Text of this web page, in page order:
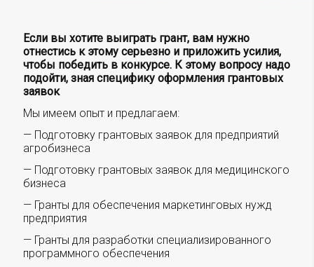
Если вы хотите выиграть грант, вам нужно
отнестись к этому серьезно и приложить усилия,
чтобы победить в конкурсе. К этому вопросу надо
подойти, зная специфику оформления грантовых
заявок
Мы имеем опыт и предлагаем:
— Подготовку грантовых заявок для предприятий
агробизнеса
— Подготовку грантовых заявок для медицинского
бизнеса
— Гранты для обеспечения маркетинговых нужд
предприятия
— Гранты для разработки специализированного
программного обеспечения